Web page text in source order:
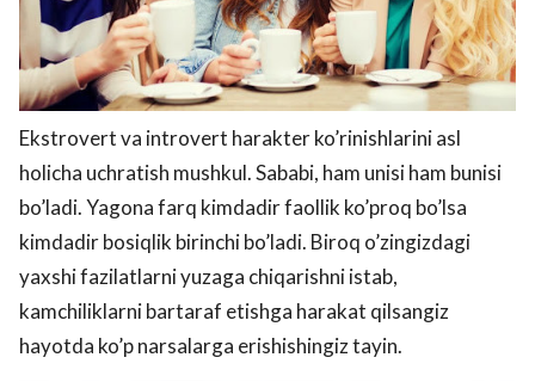
Ekstrovert va introvert harakter ko’rinishlarini asl
holicha uchratish mushkul. Sababi, ham unisi ham bunisi
bo’ladi. Yagona farq kimdadir faollik ko’proq bo’lsa
kimdadir bosiqlik birinchi bo’ladi. Biroq o’zingizdagi
yaxshi fazilatlarni yuzaga chiqarishni istab,
kamchiliklarni bartaraf etishga harakat qilsangiz
hayotda ko’p narsalarga erishishingiz tayin.